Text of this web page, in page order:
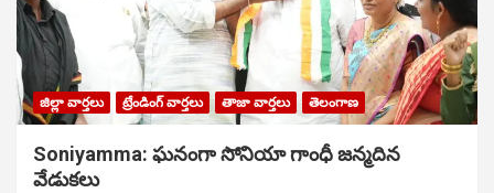
జిల్లా వార్తలు ట్రేండింగ్ వార్తలు తాజా వార్తలు తెలంగాణ
Soniyamma: ఘ‌నంగా సోనియా గాంధీ జ‌న్మ‌దిన
వేడుక‌లు